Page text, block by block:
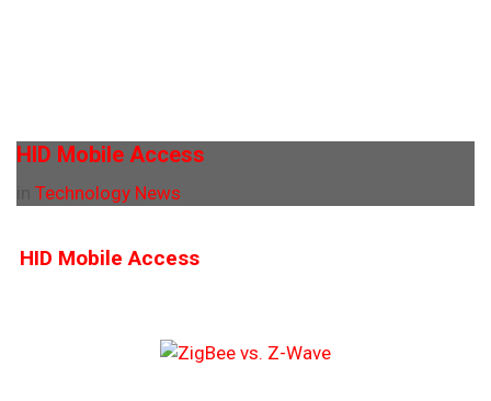
HID Mobile Access
Technology News
HID Mobile Access